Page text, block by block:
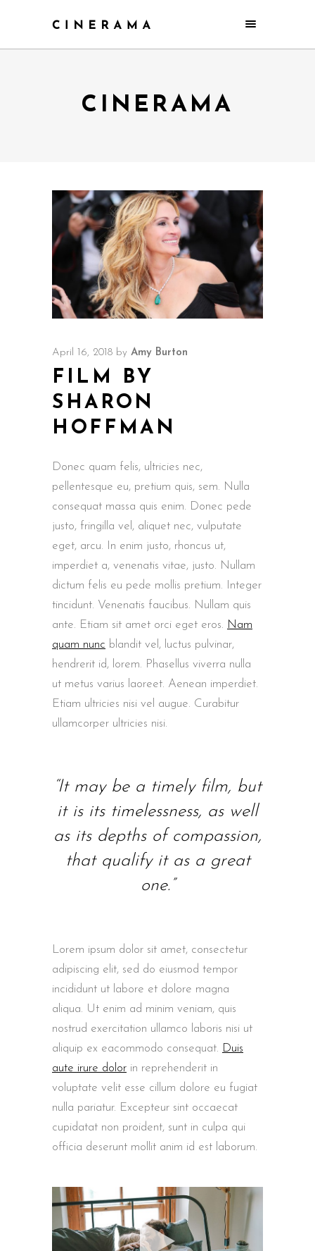
CINERAMA
April 16, 2018 by Amy Burton
FILM BY
SHARON
HOFFMAN
Donec quam felis, ultricies nec,
pellentesque eu, pretium quis, sem. Nulla
consequat massa quis enim. Donec pede
justo, fringilla vel, aliquet nec, vulputate
eget, arcu. In enim justo, rhoncus ut,
imperdiet a, venenatis vitae, justo. Nullam
dictum felis eu pede mollis pretium. Integer
tincidunt. Venenatis faucibus. Nullam quis
ante. Etiam sit amet orci eget eros. Nam
quam nunc blandit vel, luctus pulvinar,
hendrerit id, lorem. Phasellus viverra nulla
ut metus varius laoreet. Aenean imperdiet.
Etiam ultricies nisi vel augue. Curabitur
ullamcorper ultricies nisi.
“It may be a timely film, but
it is its timelessness, as well
as its depths of compassion,
that qualify it as a great
one.”
Lorem ipsum dolor sit amet, consectetur
adipiscing elit, sed do eiusmod tempor
incididunt ut labore et dolore magna
aliqua. Ut enim ad minim veniam, quis
nostrud exercitation ullamco laboris nisi ut
aliquip ex eacommodo consequat. Duis
aute irure dolor in reprehenderit in
voluptate velit esse cillum dolore eu fugiat
nulla pariatur. Excepteur sint occaecat
cupidatat non proident, sunt in culpa qui
officia deserunt mollit anim id est laborum.